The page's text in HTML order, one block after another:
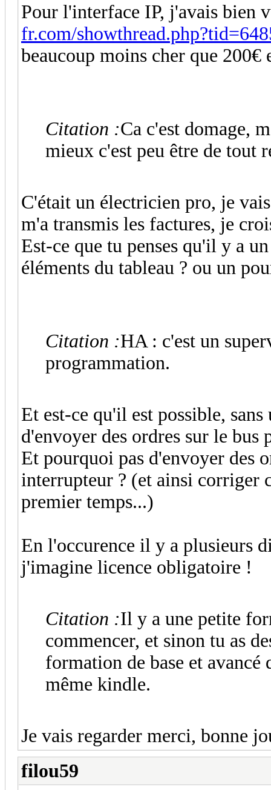
Pour l'interface IP, j'avais bien
fr.com/
beaucoup moins cher que 200€
Citation :Ca c'est domage,
mieux c'est peu être de tout
C'était un électricien pro, je
m'a transmis les factures, je
Est-ce que tu penses qu'il y a
éléments du tableau ? ou un
Citation :HA : c'est un
programmation.
Et est-ce qu'il est possible,
d'envoyer des ordres sur le
Et pourquoi pas d'envoyer des
interrupteur ? (et ainsi corriger
premier temps...)
En l'occurence il y a plusieurs
j'imagine licence obligatoire !
Citation :Il y a une petite
commencer, et sinon tu as
formation de base et
même kindle.
Je vais regarder merci, bonne
filou59